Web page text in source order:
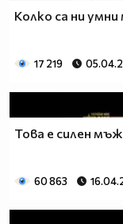
Колко са ни
17 219
Това е силен
60 863